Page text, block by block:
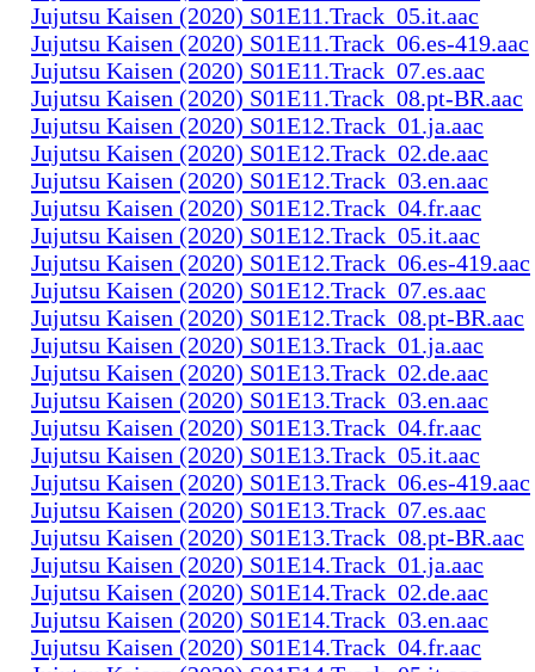
Jujutsu Kaisen (2020) S01E11.Track_05.it.aac
Jujutsu Kaisen (2020) S01E11.Track_06.es-419.aac
Jujutsu Kaisen (2020) S01E11.Track_07.es.aac
Jujutsu Kaisen (2020) S01E11.Track_08.pt-BR.aac
Jujutsu Kaisen (2020) S01E12.Track_01.ja.aac
Jujutsu Kaisen (2020) S01E12.Track_02.de.aac
Jujutsu Kaisen (2020) S01E12.Track_03.en.aac
Jujutsu Kaisen (2020) S01E12.Track_04.fr.aac
Jujutsu Kaisen (2020) S01E12.Track_05.it.aac
Jujutsu Kaisen (2020) S01E12.Track_06.es-419.aac
Jujutsu Kaisen (2020) S01E12.Track_07.es.aac
Jujutsu Kaisen (2020) S01E12.Track_08.pt-BR.aac
Jujutsu Kaisen (2020) S01E13.Track_01.ja.aac
Jujutsu Kaisen (2020) S01E13.Track_02.de.aac
Jujutsu Kaisen (2020) S01E13.Track_03.en.aac
Jujutsu Kaisen (2020) S01E13.Track_04.fr.aac
Jujutsu Kaisen (2020) S01E13.Track_05.it.aac
Jujutsu Kaisen (2020) S01E13.Track_06.es-419.aac
Jujutsu Kaisen (2020) S01E13.Track_07.es.aac
Jujutsu Kaisen (2020) S01E13.Track_08.pt-BR.aac
Jujutsu Kaisen (2020) S01E14.Track_01.ja.aac
Jujutsu Kaisen (2020) S01E14.Track_02.de.aac
Jujutsu Kaisen (2020) S01E14.Track_03.en.aac
Jujutsu Kaisen (2020) S01E14.Track_04.fr.aac